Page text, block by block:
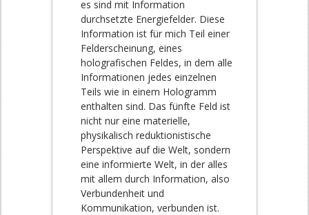
es sind mit Information
durchsetzte Energiefelder. Diese
Information ist für mich Teil einer
Felderscheinung, eines
holografischen Feldes, in dem alle
Informationen jedes einzelnen
Teils wie in einem Hologramm
enthalten sind. Das fünfte Feld ist
nicht nur eine materielle,
physikalisch reduktionistische
Perspektive auf die Welt, sondern
eine informierte Welt, in der alles
mit allem durch Information, also
Verbundenheit und
Kommunikation, verbunden ist.